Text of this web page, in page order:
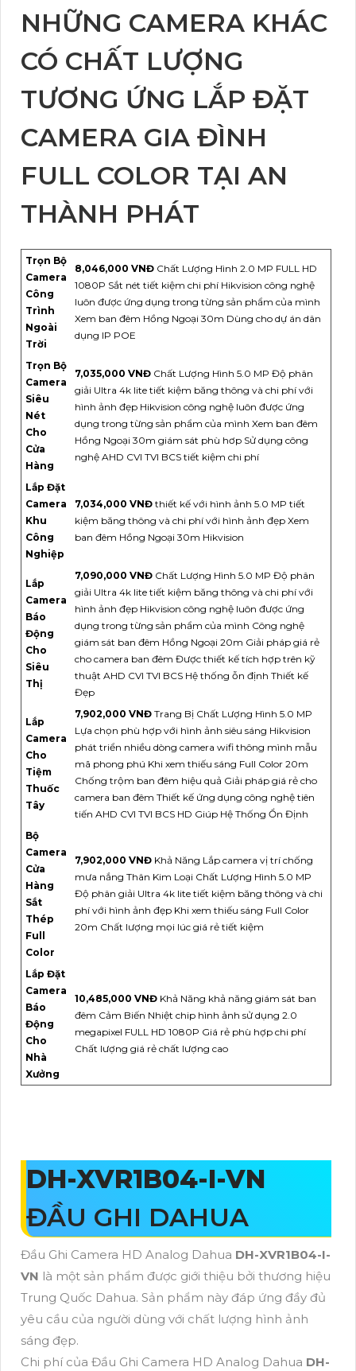
NHỮNG CAMERA KHÁC
CÓ CHẤT LƯỢNG
TƯƠNG ỨNG LẮP ĐẶT
CAMERA GIA ĐÌNH
FULL COLOR TẠI AN
THÀNH PHÁT
Trọn Bộ
Camera
Công
Trình
Ngoài
Trời
8,046,000 VNĐ Chất Lượng Hình 2.0 MP FULL HD
1080P Sắt nét tiết kiệm chi phí Hikvision công nghệ
luôn được ứng dụng trong từng sản phẩm của mình
Xem ban đêm Hồng Ngoại 30m Dùng cho dự án dân
dụng IP POE
Trọn Bộ
Camera
Siêu
Nét
Cho
Cửa
Hàng
7,035,000 VNĐ Chất Lượng Hình 5.0 MP Độ phân
giải Ultra 4k lite tiết kiệm băng thông và chi phí với
hình ảnh đẹp Hikvision công nghệ luôn được ứng
dụng trong từng sản phẩm của mình Xem ban đêm
Hồng Ngoại 30m giám sát phù hơp Sử dụng công
nghệ AHD CVI TVI BCS tiết kiệm chi phí
Lắp Đặt
Camera
Khu
Công
Nghiệp
7,034,000 VNĐ thiết kế với hình ảnh 5.0 MP tiết
kiệm băng thông và chi phí với hình ảnh đẹp Xem
ban đêm Hồng Ngoại 30m Hikvision
Lắp
Camera
Báo
Động
Cho
Siêu
Thị
7,090,000 VNĐ Chất Lượng Hình 5.0 MP Độ phân
giải Ultra 4k lite tiết kiệm băng thông và chi phí với
hình ảnh đẹp Hikvision công nghệ luôn được ứng
dụng trong từng sản phẩm của mình Công nghệ
giám sát ban đêm Hồng Ngoại 20m Giải pháp giá rẻ
cho camera ban đêm Được thiết kế tích hợp trên kỹ
thuật AHD CVI TVI BCS Hệ thống ỗn định Thiết kế
Đẹp
Lắp
Camera
Cho
Tiệm
Thuốc
Tây
7,902,000 VNĐ Trang Bị Chất Lượng Hình 5.0 MP
Lựa chọn phù hợp với hình ảnh siêu sáng Hikvision
phát triển nhiều dòng camera wifi thông mình mẫu
mã phong phú Khi xem thiếu sáng Full Color 20m
Chống trộm ban đêm hiệu quả Giải pháp giá rẻ cho
camera ban đêm Thiết kế ứng dụng công nghệ tiên
tiến AHD CVI TVI BCS HD Giúp Hệ Thống Ổn Định
Bộ
Camera
Cửa
Hàng
Sắt
Thép
Full
Color
7,902,000 VNĐ Khả Năng Lắp camera vị trí chống
mưa nắng Thân Kim Loại Chất Lượng Hình 5.0 MP
Độ phân giải Ultra 4k lite tiết kiệm băng thông và chi
phí với hình ảnh đẹp Khi xem thiếu sáng Full Color
20m Chất lượng mọi lúc giá rẻ tiết kiệm
Lắp Đặt
Camera
Báo
Động
Cho
Nhà
Xưởng
10,485,000 VNĐ Khả Năng khả năng giám sát ban
đêm Cảm Biến Nhiệt chip hình ảnh sử dụng 2.0
megapixel FULL HD 1080P Giá rẻ phù hợp chi phí
Chất lượng giá rẻ chất lượng cao
DH-XVR1B04-I-VN
ĐẦU GHI DAHUA
Đầu Ghi Camera HD Analog Dahua DH-XVR1B04-I-
VN là một sản phẩm được giới thiệu bởi thương hiệu
Trung Quốc Dahua. Sản phẩm này đáp ứng đầy đủ
yêu cầu của người dùng với chất lượng hình ảnh
sáng đẹp.
Chi phí của Đầu Ghi Camera HD Analog Dahua DH-